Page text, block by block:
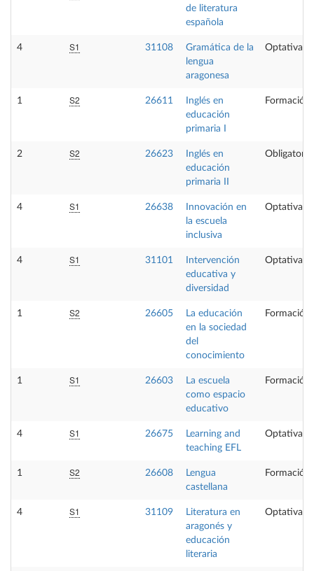
de literatura
española
4 S1 31108
Gramática de la
lengua
aragonesa
Optativa
1 S2 26611
Inglés en
educación
primaria I
Formación
2 S2 26623
Inglés en
educación
primaria II
Obligatoria
4 S1 26638
Innovación en
la escuela
inclusiva
Optativa
4 S1 31101
Intervención
educativa y
diversidad
Optativa
1 S2 26605
La educación
en la sociedad
del
conocimiento
Formación
1 S1 26603
La escuela
como espacio
educativo
Formación
4 S1 26675
Learning and
teaching EFL
Optativa
1 S2 26608
Lengua
castellana
Formación
4 S1 31109
Literatura en
aragonés y
educación
literaria
Optativa